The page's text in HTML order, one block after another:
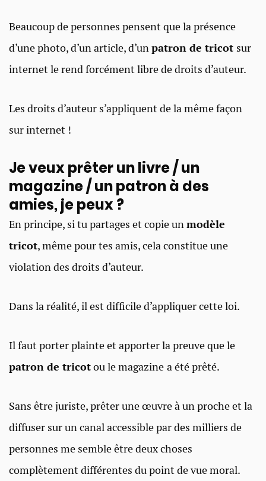
Beaucoup de personnes pensent que la présence
d’une photo, d’un article, d’unpatron de tricot sur
internet le rend forcément libre de droits d’auteur.
Les droits d’auteur s’appliquent de la même façon
sur internet !
Je veux prêter un livre / un
magazine / un patron à des
amies, je peux ?​
En principe, si tu partages et copie unmodèle
tricot, même pour tes amis, cela constitue une
violation des droits d’auteur.
Dans la réalité, il est difficile d’appliquer cette loi.
Il faut porter plainte et apporter la preuve que le
patron de tricotou le magazine a été prêté.
Sans être juriste, prêter une œuvre à un proche et la
diffuser sur un canal accessible par des milliers de
personnes me semble être deux choses
complètement différentes du point de vue moral.